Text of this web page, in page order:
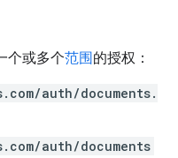
个或多个范围的授权：
auth/documents.
auth/documents